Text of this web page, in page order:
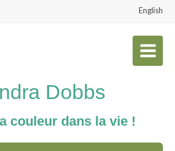
English
Dobbs
couleur dans la vie !